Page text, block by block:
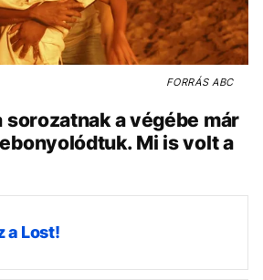
FORRÁSABC
sorozatnak a végébe már
Mi is volt a
a Lost!